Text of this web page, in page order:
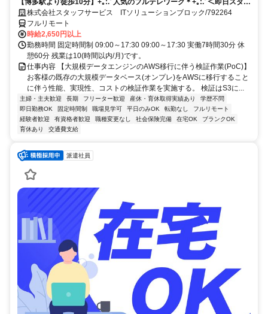
【博多駅より徒歩10分】+｡:.ﾟ人気のフルテレワーク＊+｡:.ﾟ＜即日スター
トのお仕事です！＞ご応募お待ちしております！！
株式会社スタッフサービス ITソリューションブロック/792264
フルリモート
時給2,650円以上
勤務時間 固定時間制 09:00～17:30 09:00～17:30 実働7時間30分 休
憩60分 残業は10(時間以内/月)です。
仕事内容 【大規模データエンジンのAWS移行に伴う検証作業(PoC)】
お客様の既存の大規模データベース(オンプレ)をAWSに移行すること
に伴う性能、実現性、コストの検証作業を実施する。 検証はS3に...
主婦・主夫歓迎 長期 フリーター歓迎 産休・育休取得実績あり
学歴不問
即日勤務OK
固定時間制 職場見学可 平日のみOK 転勤なし
フルリモート
経験者歓迎
有資格者歓迎 職種変更なし 社会保険完備 在宅OK
ブランクOK
育休あり
交通費支給
派遣社員